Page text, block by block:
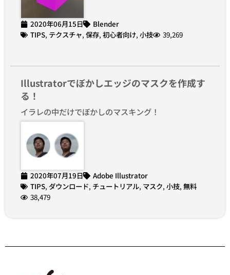
2020年06月15日
Blender
TIPS, テクスチャ, 保存, 初心者向け, 小技 39,269
Illustratorでぼかしエッジのマスクを作成す
る！
イラレの中だけでぼかしのマスキング！
2020年07月19日
Adobe Illustrator
TIPS, ダウンロード, チュートリアル, マスク, 小技, 無料
38,479